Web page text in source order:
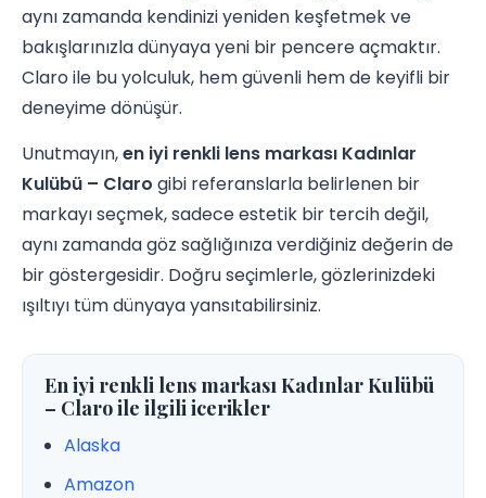
aynı zamanda kendinizi yeniden keşfetmek ve
bakışlarınızla dünyaya yeni bir pencere açmaktır.
Claro ile bu yolculuk, hem güvenli hem de keyifli bir
deneyime dönüşür.
Unutmayın,en iyi renkli lens markası Kadınlar
Kulübü – Claro gibi referanslarla belirlenen bir
markayı seçmek, sadece estetik bir tercih değil,
aynı zamanda göz sağlığınıza verdiğiniz değerin de
bir göstergesidir. Doğru seçimlerle, gözlerinizdeki
ışıltıyı tüm dünyaya yansıtabilirsiniz.
En iyi renkli lens markası Kadınlar Kulübü
– Claro ile ilgili icerikler
Alaska
Amazon